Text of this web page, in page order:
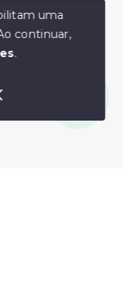
te ajudar.
- Todos os
uma
continuar,
.